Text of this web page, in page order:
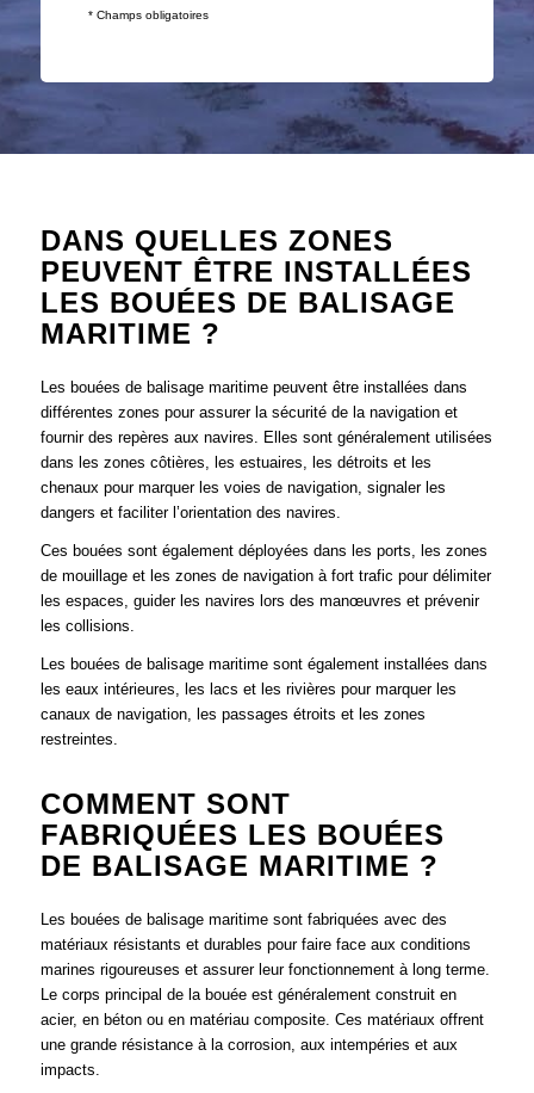
* Champs obligatoires
DANS QUELLES ZONES
PEUVENT ÊTRE INSTALLÉES
LES BOUÉES DE BALISAGE
MARITIME ?
Les bouées de balisage maritime peuvent être installées dans
différentes zones pour assurer la sécurité de la navigation et
fournir des repères aux navires. Elles sont généralement utilisées
dans les zones côtières, les estuaires, les détroits et les
chenaux pour marquer les voies de navigation, signaler les
dangers et faciliter l’orientation des navires.
Ces bouées sont également déployées dans les ports, les zones
de mouillage et les zones de navigation à fort trafic pour délimiter
les espaces, guider les navires lors des manœuvres et prévenir
les collisions.
Les bouées de balisage maritime sont également installées dans
les eaux intérieures, les lacs et les rivières pour marquer les
canaux de navigation, les passages étroits et les zones
restreintes.
COMMENT SONT
FABRIQUÉES LES BOUÉES
DE BALISAGE MARITIME ?
Les bouées de balisage maritime sont fabriquées avec des
matériaux résistants et durables pour faire face aux conditions
marines rigoureuses et assurer leur fonctionnement à long terme.
Le corps principal de la bouée est généralement construit en
acier, en béton ou en matériau composite. Ces matériaux offrent
une grande résistance à la corrosion, aux intempéries et aux
impacts.